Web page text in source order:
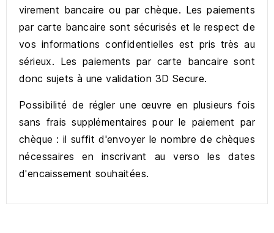
virement bancaire ou par chèque. Les paiements
par carte bancaire sont sécurisés et le respect de
vos informations confidentielles est pris très au
sérieux. Les paiements par carte bancaire sont
donc sujets à une validation 3D Secure.
Possibilité de régler une œuvre en plusieurs fois
sans frais supplémentaires pour le paiement par
chèque : il suffit d'envoyer le nombre de chèques
nécessaires en inscrivant au verso les dates
d'encaissement souhaitées.